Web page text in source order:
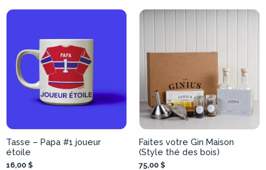
Tasse – Papa #1 joueur
étoile
16,00 $
Faites votre Gin Maison
(Style thé des bois)
75,00 $